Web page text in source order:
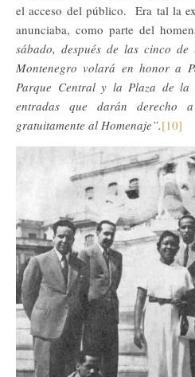
el acceso del público. Era tal la
anunciaba, como parte del
sábado, después de las cinco
Montenegro volará en honor a
Parque Central y la Plaza de
entradas que darán derecho
gratuitamente al Homenaje”.[10]